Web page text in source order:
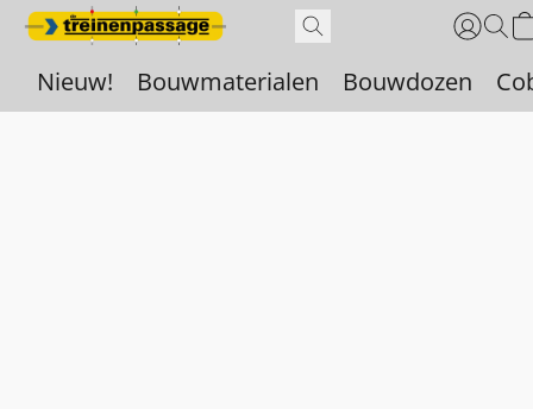
Nieuw! Bouwmaterialen Bouwdozen